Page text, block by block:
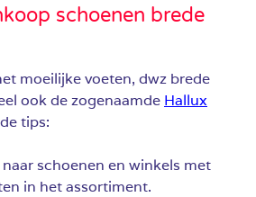
schoenen brede
moeilijke voeten, dwz brede
ook de zogenaamde Hallux
tips:
naar schoenen en winkels met
in het assortiment.